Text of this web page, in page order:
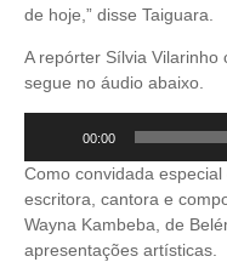
de hoje,” disse Taiguara.
A repórter Sílvia Vilarinho
segue no áudio abaixo.
áudio
00:00
Como convidada
escritora, cantora e
Wayna Kambeba, de
apresentações artísticas.